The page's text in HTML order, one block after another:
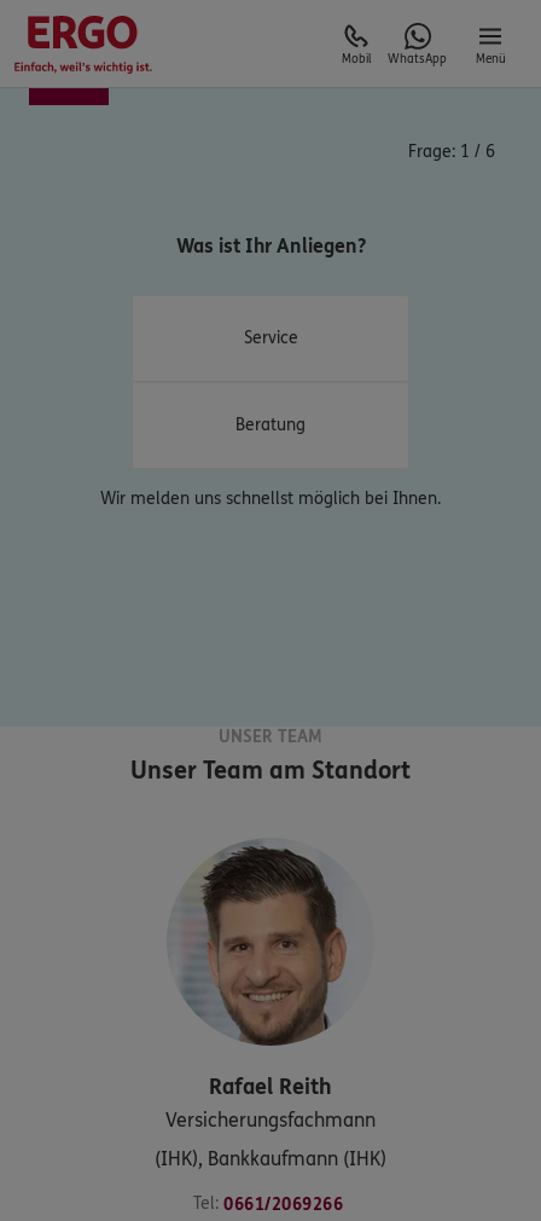
Mobil WhatsApp Menü
Frage: 1 / 6
Was ist Ihr Anliegen?
Service
Beratung
Wir melden uns schnellst möglich bei Ihnen.
UNSER TEAM
Unser Team am Standort
Rafael Reith
Versicherungsfachmann
(IHK), Bankkaufmann (IHK)
Tel: 0661/2069266